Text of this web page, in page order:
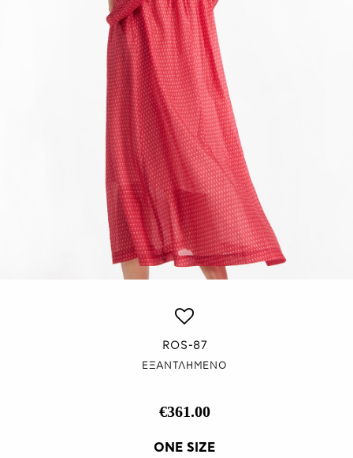
ROS-87
ΕΞΑΝΤΛΗΜΕΝΟ
€361.00
ONE SIZE